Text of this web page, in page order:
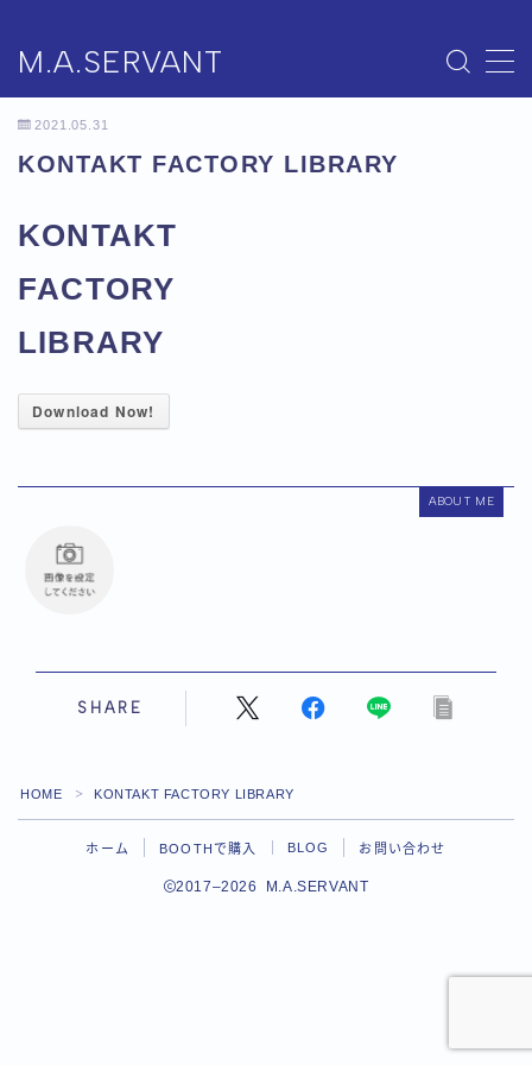
M.A.SERVANT
ホーム
BOOTHで購入
BLOG
お問い合わせ
2021.05.31
KONTAKT FACTORY LIBRARY
KONTAKT
FACTORY
LIBRARY
Download Now!
ABOUT ME
SHARE
HOME ＞ KONTAKT FACTORY LIBRARY
ホーム BOOTHで購入 BLOG お問い合わせ
2017–2026 M.A.SERVANT